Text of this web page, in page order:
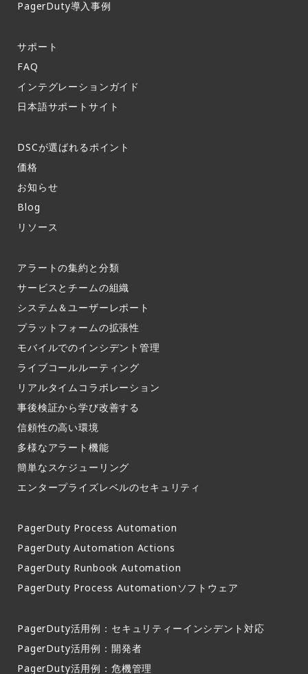
PagerDuty導入事例​
サポート​
FAQ​
インテグレーションガイド​
日本語サポートサイト​
DSCが選ばれるポイント
価格
お知らせ​
Blog
リソース
アラートの集約と分類​
サービスとチームの組織​
システム＆ユーザーレポート​
プラットフォームの拡張性
モバイルでのインシデント管理​
ライブコールルーティング​
リアルタイムコラボレーション​
事後検証から学び改善する
信頼性の高い環境​
多様なアラート機能​
簡単なスケジューリング​
エンタープライズレベルのセキュリティ
PagerDuty Process Automation
PagerDuty Automation Actions
PagerDuty Runbook Automation
PagerDuty Process Automationソフトウェア
PagerDuty活用例：セキュリティーインシデント対応
PagerDuty活用例：開発者
PagerDuty活用例：危機管理